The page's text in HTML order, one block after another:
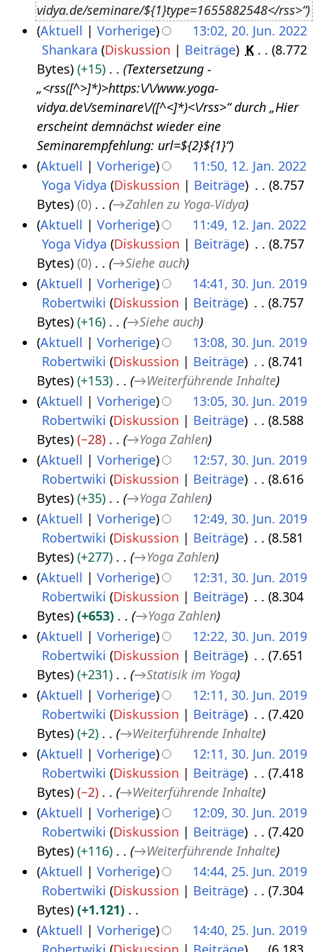
s
vidya.de/seminare/${1}type=1655882548</rss>“
2
Aktuell Vorherige
13:02, 20. Jun. 2022
Shankara Diskussion Beiträge K
8.772
Bytes
+15
Textersetzung -
„<rss([^>]*)>https:\/\/www.yoga-
vidya.de\/seminare\/([^<]*)<\/rss>“ durch „Hier
erscheint demnächst wieder eine
Seminarempfehlung: url=${2}${1}“
n
2
Aktuell Vorherige
11:50, 12. Jan. 2022
Yoga Vidya Diskussion Beiträge
8.757
Bytes
0 →Zahlen zu Yoga-Vidya
Aktuell
Vorherige
11:49, 12. Jan. 2022
Yoga Vidya Diskussion Beiträge
8.757
Bytes
0 →Siehe auch
n
0
Aktuell Vorherige
14:41, 30. Jun. 2019
Robertwiki Diskussion Beiträge
8.757
Bytes
+16 →Siehe auch
Aktuell
Vorherige
13:08, 30. Jun. 2019
Robertwiki Diskussion Beiträge
8.741
Bytes
+153 →Weiterführende Inhalte
Aktuell
Vorherige
13:05, 30. Jun. 2019
Robertwiki Diskussion Beiträge
8.588
Bytes
−28 →Yoga Zahlen
Aktuell
Vorherige
12:57, 30. Jun. 2019
Robertwiki Diskussion Beiträge
8.616
Bytes
+35 →Yoga Zahlen
Aktuell
Vorherige
12:49, 30. Jun. 2019
Robertwiki Diskussion Beiträge
8.581
Bytes
+277 →Yoga Zahlen
Aktuell
Vorherige
12:31, 30. Jun. 2019
Robertwiki Diskussion Beiträge
8.304
Bytes
+653 →Yoga Zahlen
Aktuell
Vorherige
12:22, 30. Jun. 2019
Robertwiki Diskussion Beiträge
7.651
Bytes
+231 →Statisik im Yoga
Aktuell
Vorherige
12:11, 30. Jun. 2019
Robertwiki Diskussion Beiträge
7.420
Bytes
+2 →Weiterführende Inhalte
Aktuell
Vorherige
12:11, 30. Jun. 2019
Robertwiki Diskussion Beiträge
7.418
Bytes
−2 →Weiterführende Inhalte
Aktuell
Vorherige
12:09, 30. Jun. 2019
Robertwiki Diskussion Beiträge
7.420
Bytes
+116 →Weiterführende Inhalte
Aktuell Vorherige
14:44, 25. Jun. 2019
Robertwiki Diskussion Beiträge
7.304
Bytes
+1.121
KAktuell Vorherige
14:40, 25. Jun. 2019